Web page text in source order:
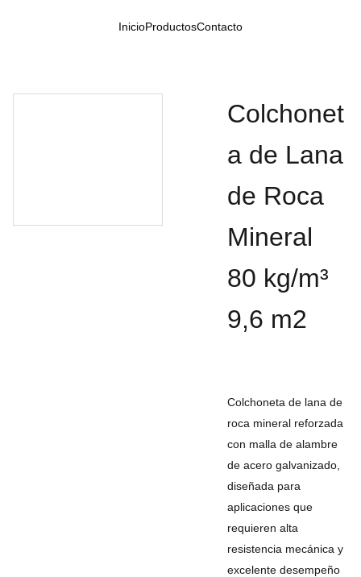
InicioProductosContacto
Colchonet
a de Lana
de Roca
Mineral
80 kg/m³
9,6 m2
Colchoneta de lana de
roca mineral reforzada
con malla de alambre
de acero galvanizado,
diseñada para
aplicaciones que
requieren alta
resistencia mecánica y
excelente desempeño